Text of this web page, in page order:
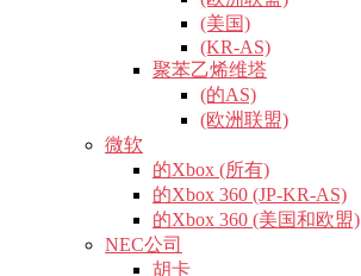
(美国)
(KR-AS)
聚苯乙烯维塔
(的AS)
(欧洲联盟)
微软
的Xbox (所有)
的Xbox 360 (JP-KR-AS)
的Xbox 360 (美国和欧盟)
NEC公司
胡卡